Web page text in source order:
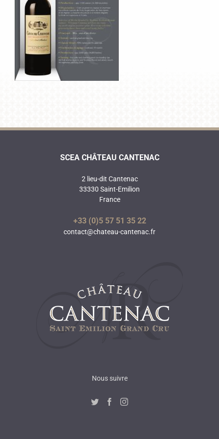
SCEA CHÂTEAU CANTENAC
2 lieu-dit Cantenac
33330 Saint-Emilion
France
+33 (0)5 57 51 35 22
contact@chateau-cantenac.fr
Nous suivre